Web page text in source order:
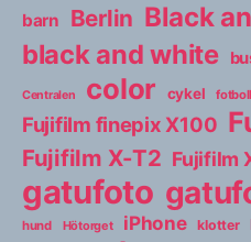
barn Berlin Black
black and white
Centralen color cykel fotboll
Fujifilm finepix X100
Fujifilm X-T2 Fujifilm
gatufoto
hund Hötorget iPhone klotter